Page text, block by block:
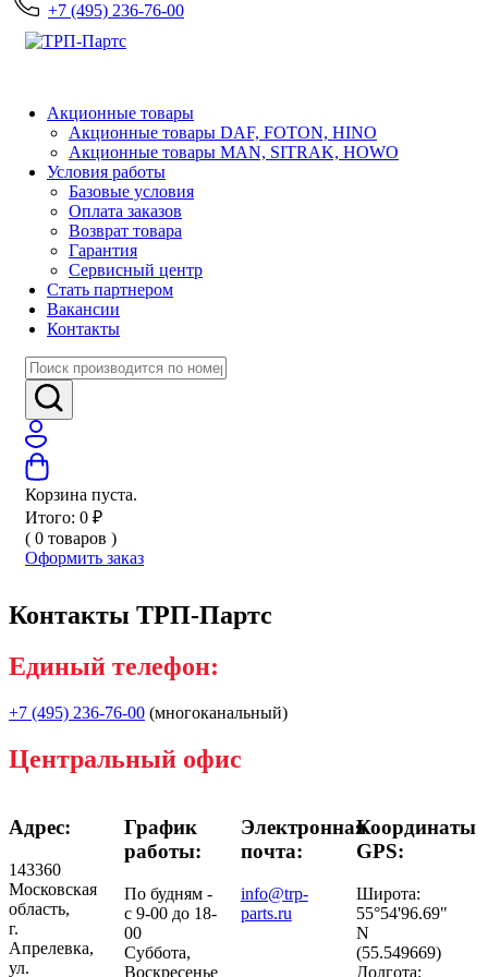
+7 (495) 236-76-00
Акционные товары
Акционные товары DAF, FOTON, HINO
Акционные товары MAN, SITRAK, HOWO
Условия работы
Базовые условия
Оплата заказов
Возврат товара
Гарантия
Сервисный центр
Стать партнером
Вакансии
Контакты
Корзина пуста.
Итого: 0 ₽
( 0 товаров )
Оформить заказ
Контакты ТРП-Партс
Единый телефон:
+7 (495) 236-76-00 (многоканальный)
Центральный офис
Адрес:
143360
Московская
область,
г.
Апрелевка,
ул.
График
работы:
По будням -
с 9-00 до 18-
00
Суббота,
Воскресенье
Электронная
почта:
info@trp-
parts.ru
Координаты
GPS:
Широта:
55°54'96.69"
N
(55.549669)
Долгота: